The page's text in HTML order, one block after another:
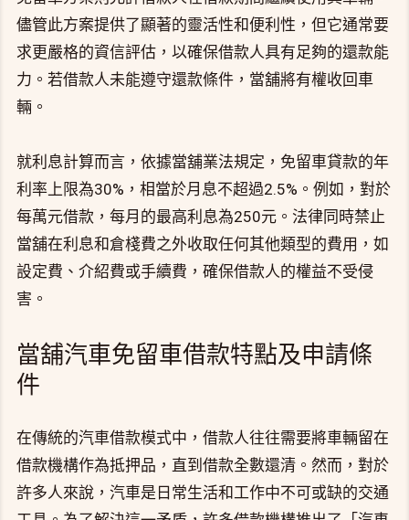
儘管此方案提供了顯著的靈活性和便利性，但它通常要
求更嚴格的資信評估，以確保借款人具有足夠的還款能
力。若借款人未能遵守還款條件，當舖將有權收回車
輛。
就利息計算而言，依據當舖業法規定，免留車貸款的年
利率上限為30%，相當於月息不超過2.5%。例如，對於
每萬元借款，每月的最高利息為250元。法律同時禁止
當舖在利息和倉棧費之外收取任何其他類型的費用，如
設定費、介紹費或手續費，確保借款人的權益不受侵
害。
當舖汽車免留車借款特點及申請條
件
在傳統的汽車借款模式中，借款人往往需要將車輛留在
借款機構作為抵押品，直到借款全數還清。然而，對於
許多人來說，汽車是日常生活和工作中不可或缺的交通